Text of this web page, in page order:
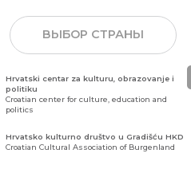
ВЫБОР СТРАНЫ
Hrvatski centar za kulturu, obrazovanje i
politiku
Croatian center for culture, education and
politics
Hrvatsko kulturno društvo u Gradišću HKD
Croatian Cultural Association of Burgenland